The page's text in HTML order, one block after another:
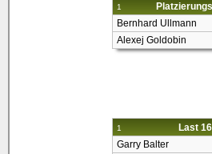
1
Bernhard Ullmann
Alexej Goldobin
1 Last 16
Garry Balter